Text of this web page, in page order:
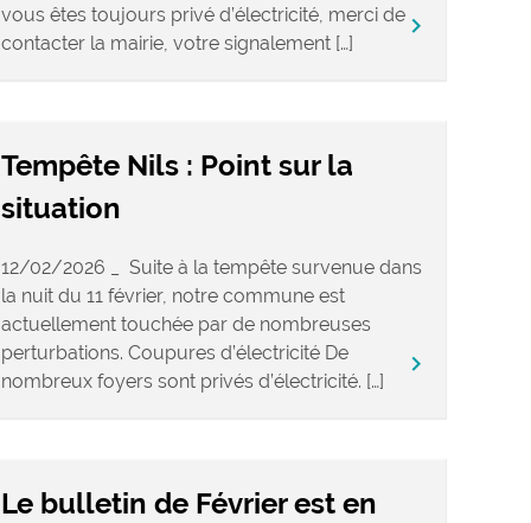
vous êtes toujours privé d’électricité, merci de
contacter la mairie, votre signalement […]
keyboard_arrow_right
Tempête Nils : Point sur la
situation
12/02/2026 _ Suite à la tempête survenue dans
la nuit du 11 février, notre commune est
actuellement touchée par de nombreuses
perturbations. Coupures d’électricité De
nombreux foyers sont privés d’électricité. […]
keyboard_arrow_right
Le bulletin de Février est en